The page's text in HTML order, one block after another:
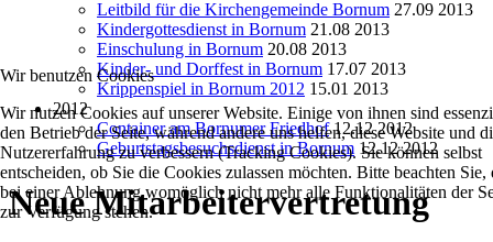
Leitbild für die Kirchengemeinde Bornum 27.09 2013
Kindergottesdienst in Bornum 21.08 2013
Einschulung in Bornum 20.08 2013
Kinder- und Dorffest in Bornum 17.07 2013
Krippenspiel in Bornum 2012 15.01 2013
2012
Container am Bornumer Friedhof 12.12 2012
Geburtstagsbesuchsdienst in Bornum 12.12 2012
Neue Mitarbeitervertretung
Wir benutzen Cookies
Wir nutzen Cookies auf unserer Website. Einige von ihnen sind
den Betrieb der Seite, während andere uns helfen, diese Website und
Nutzererfahrung zu verbessern (Tracking Cookies). Sie können selbst
entscheiden, ob Sie die Cookies zulassen möchten. Bitte beachten Sie,
bei einer Ablehnung womöglich nicht mehr alle Funktionalitäten der
zur Verfügung stehen.